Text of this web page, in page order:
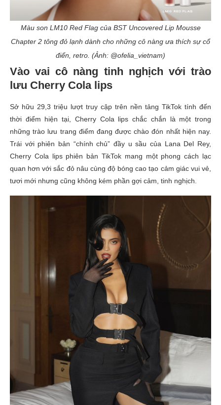
Màu son LM10 Red Flag của BST Uncovered Lip Mousse
Chapter 2 tông đỏ lạnh dành cho những cô nàng ưa thích sự cổ
điển, retro. (Ảnh: @ofelia_vietnam)
Vào vai cô nàng tinh nghịch với trào
lưu Cherry Cola lips
Sở hữu 29,3 triệu lượt truy cập trên nền tảng TikTok tính đến
thời điểm hiện tại, Cherry Cola lips chắc chắn là một trong
những trào lưu trang điểm đang được chào đón nhất hiện nay.
Trái với phiên bản “chính chủ” đầy u sầu của Lana Del Rey,
Cherry Cola lips phiên bản TikTok mang một phong cách lạc
quan hơn với sắc đỏ nâu cùng độ bóng cao tạo cảm giác vui vẻ,
tươi mới nhưng cũng không kém phần gợi cảm, tinh nghịch.